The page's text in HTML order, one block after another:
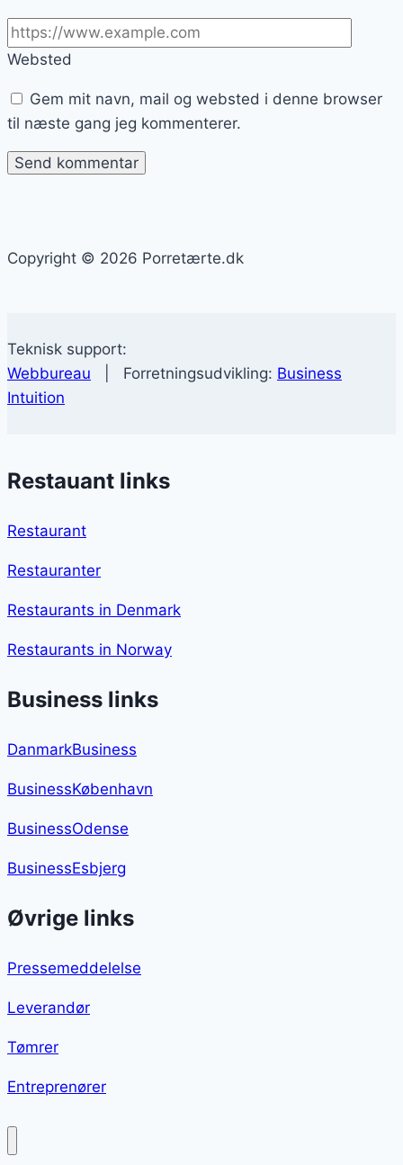
Websted
Gem mit navn, mail og websted i denne browser
til næste gang jeg kommenterer.
Copyright © 2026 Porretærte.dk
Teknisk support:
Webbureau | Forretningsudvikling: Business
Intuition
Restauant links
Restaurant
Restauranter
Restaurants in Denmark
Restaurants in Norway
Business links
DanmarkBusiness
BusinessKøbenhavn
BusinessOdense
BusinessEsbjerg
Øvrige links
Pressemeddelelse
Leverandør
Tømrer
Entreprenører